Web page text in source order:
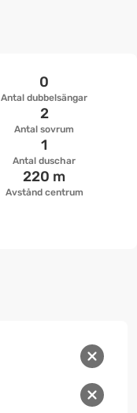
Antal dubbelsängar
0
Antal sovrum
2
Antal duschar
1
Avstånd centrum
220 m